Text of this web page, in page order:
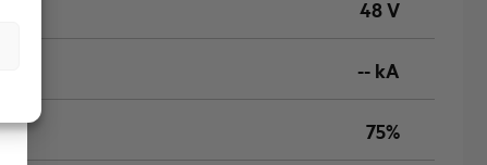
48 V
-- kA
75%